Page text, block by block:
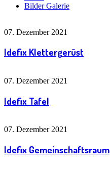
Bilder Galerie
07. Dezember 2021
Idefix Klettergerüst
07. Dezember 2021
Idefix Tafel
07. Dezember 2021
Idefix Gemeinschaftsraum